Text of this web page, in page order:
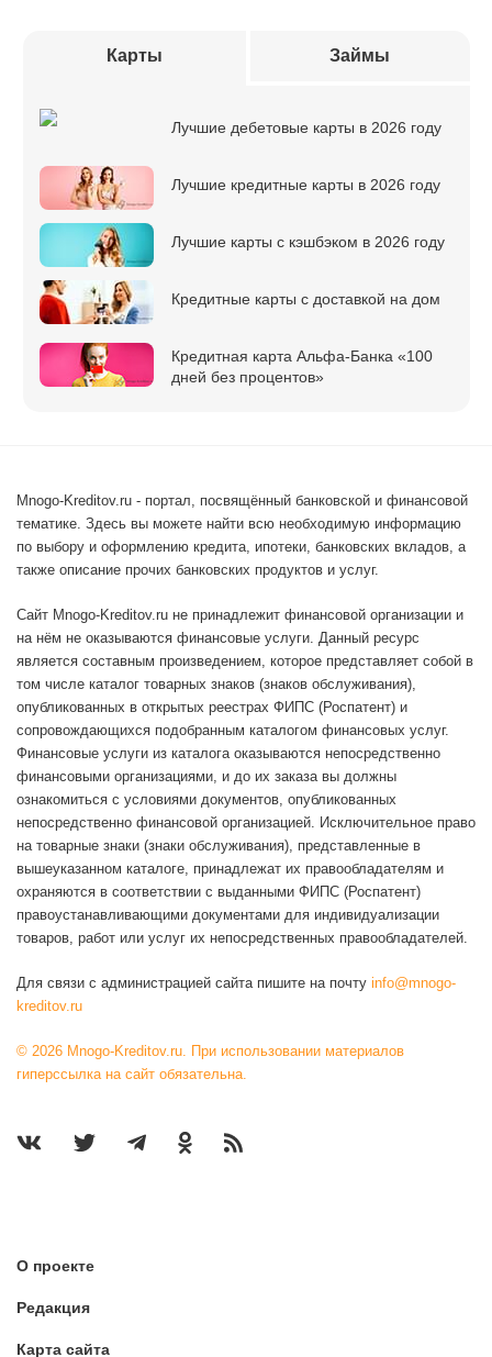
Карты Займы
Лучшие дебетовые карты в 2026 году
Лучшие кредитные карты в 2026 году
Лучшие карты с кэшбэком в 2026 году
Кредитные карты с доставкой на дом
Кредитная карта Альфа-Банка «100
дней без процентов»
Mnogo-Kreditov.ru - портал, посвящённый банковской и финансовой
тематике. Здесь вы можете найти всю необходимую информацию
по выбору и оформлению кредита, ипотеки, банковских вкладов, а
также описание прочих банковских продуктов и услуг.
Сайт Mnogo-Kreditov.ru не принадлежит финансовой организации и
на нём не оказываются финансовые услуги. Данный ресурс
является составным произведением, которое представляет собой в
том числе каталог товарных знаков (знаков обслуживания),
опубликованных в открытых реестрах ФИПС (Роспатент) и
сопровождающихся подобранным каталогом финансовых услуг.
Финансовые услуги из каталога оказываются непосредственно
финансовыми организациями, и до их заказа вы должны
ознакомиться с условиями документов, опубликованных
непосредственно финансовой организацией. Исключительное право
на товарные знаки (знаки обслуживания), представленные в
вышеуказанном каталоге, принадлежат их правообладателям и
охраняются в соответствии с выданными ФИПС (Роспатент)
правоустанавливающими документами для индивидуализации
товаров, работ или услуг их непосредственных правообладателей.
Для связи с администрацией сайта пишите на почту info@mnogo-
kreditov.ru
© 2026 Mnogo-Kreditov.ru. При использовании материалов
гиперссылка на сайт обязательна.
О проекте
Редакция
Карта сайта